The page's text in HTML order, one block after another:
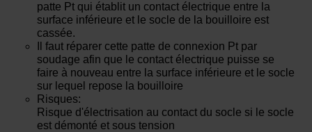
patte Pt qui établit un contact électrique entre la
surface inférieure et le socle de la bouilloire est
cassée.
Il faut réparer cette patte de connexion Pt par
soudage afin que le contact électrique puisse se
faire à nouveau entre la surface inférieure et le socle
sur lequel repose la bouilloire
Risques:
Risque d'électrisation au contact du socle si le socle
est démonté et sous tension